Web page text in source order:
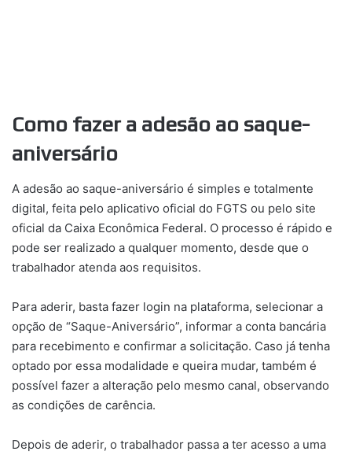
Como fazer a adesão ao saque-
aniversário
A adesão ao saque-aniversário é simples e totalmente
digital, feita pelo aplicativo oficial do FGTS ou pelo site
oficial da Caixa Econômica Federal. O processo é rápido e
pode ser realizado a qualquer momento, desde que o
trabalhador atenda aos requisitos.
Para aderir, basta fazer login na plataforma, selecionar a
opção de “Saque-Aniversário”, informar a conta bancária
para recebimento e confirmar a solicitação. Caso já tenha
optado por essa modalidade e queira mudar, também é
possível fazer a alteração pelo mesmo canal, observando
as condições de carência.
Depois de aderir, o trabalhador passa a ter acesso a uma